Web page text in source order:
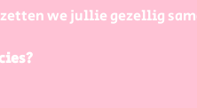
we jullie gezellig